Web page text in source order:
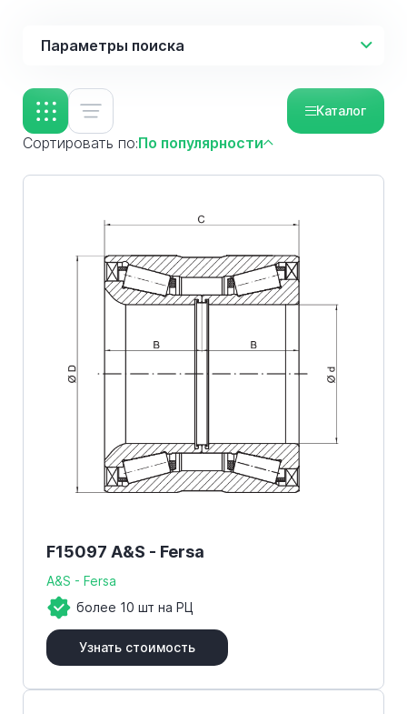
Параметры поиска
Каталог
Сортировать по:По популярности
F15097 A&S - Fersa
A&S - Fersa
более 10 шт на РЦ
Узнать стоимость